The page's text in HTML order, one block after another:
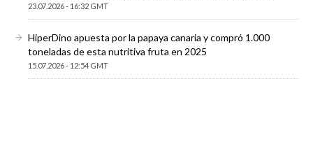
23.07.2026 - 16:32 GMT
HiperDino apuesta por la papaya canaria y compró 1.000
toneladas de esta nutritiva fruta en 2025
15.07.2026 - 12:54 GMT